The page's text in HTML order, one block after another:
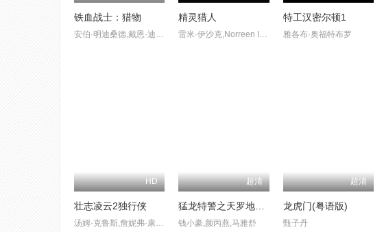
铁血战士：猎物
安伯·明迪桑德,戴恩·迪利格罗,斯蒂芬·马蒂亚斯,斯托米·基普,达寇塔·比弗
精灵猎人
雷米·伊沙克,Norreen Iman,吕杨,Alicia Amin
特工汉密尔顿1
雅各布·奥福特布罗
HD
壮志凌云2独行侠
汤姆·克鲁斯,詹妮弗·康纳利,迈尔斯·特勒,乔恩·哈姆,方·基默,莫妮卡.巴巴罗,珍·路易莎·凯利,曼尼·贾希尼托
超清
钱小豪,颜丙燕,马雅舒
超清
龙虎门(粤语版)
甄子丹